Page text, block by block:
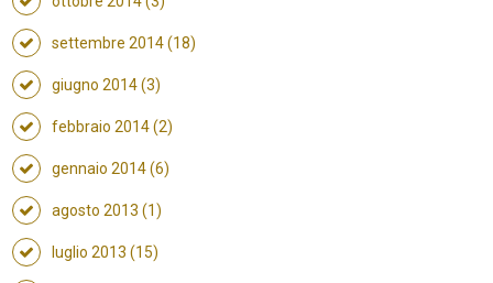
settembre 2014 (18)
giugno 2014 (3)
febbraio 2014 (2)
gennaio 2014 (6)
agosto 2013 (1)
luglio 2013 (15)